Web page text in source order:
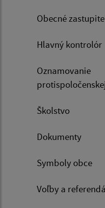
Obecné
Hlavný kontrolór
Oznamovanie
Školstvo
Dokumenty
Symboly obce
Voľby a referendá